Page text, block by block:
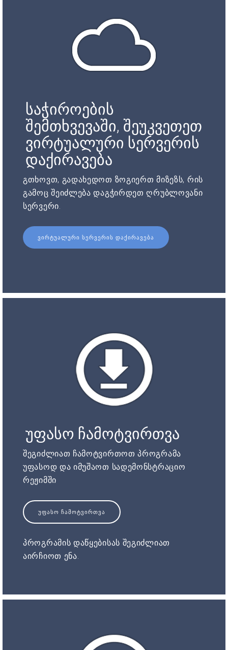
საჭიროების
შემთხვევაში, შეუკვეთეთ
ვირტუალური სერვერის
დაქირავება
გთხოვთ, გადახედოთ ზოგიერთ მიზეზს, რის
გამოც შეიძლება დაგჭირდეთ ღრუბლოვანი
სერვერი.
ᲕᲘᲠᲢᲣᲐᲚᲣᲠᲘ ᲡᲔᲠᲕᲔᲠᲘᲡ ᲓᲐᲥᲘᲠᲐᲕᲔᲑᲐ
უფასო ჩამოტვირთვა
შეგიძლიათ ჩამოტვირთოთ პროგრამა
უფასოდ და იმუშაოთ სადემონსტრაციო
რეჟიმში
ᲣᲤᲐᲡᲝ ᲩᲐᲛᲝᲢᲕᲘᲠᲗᲕᲐ
პროგრამის დაწყებისას შეგიძლიათ
აირჩიოთ ენა.